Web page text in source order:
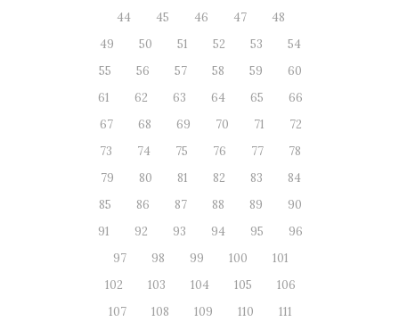
44
45 46 47
48
49
50 51 52 53
54
55
56 57 58 59
60
61
62 63 64 65
66
67
68 69 70 71
72
73
74 75 76 77
78
79
80 81 82 83
84
85
86 87 88 89
90
91
92 93 94 95
96
97
98 99 100
101
102
103 104 105
106
107
108 109 110
111